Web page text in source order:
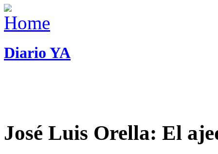
Diario YA
José Luis Orella: El